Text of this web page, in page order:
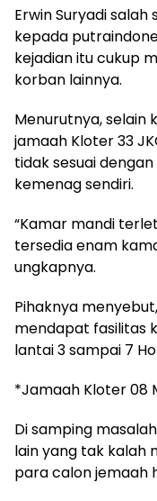
Erwin Suryadi
kepada
kejadian itu cukup
korban lainnya.
Menurutnya, selain
jamaah Kloter 33
tidak sesuai
kemenag sendiri.
“Kamar mandi
tersedia enam
ungkapnya.
Pihaknya
mendapat fasilitas
lantai 3 sampai 7
*Jamaah Kloter 08
Di samping
lain yang tak kalah
para calon jemaah